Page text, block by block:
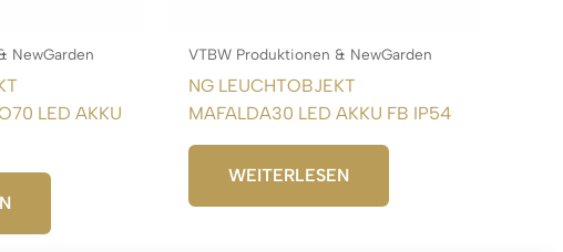
NewGarden
LED AKKU
VTBW Produktionen & NewGarden
NG LEUCHTOBJEKT
MAFALDA30 LED AKKU FB IP54
WEITERLESEN